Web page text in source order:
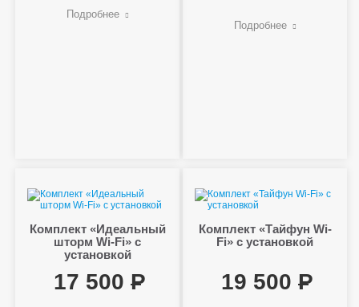
Подробнее
Подробнее
Комплект «Идеальный
шторм Wi-Fi» с
установкой
17 500
Комплект «Тайфун Wi-
Fi» с установкой
19 500